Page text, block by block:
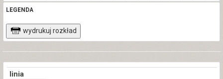
LEGENDA
wydrukuj rozkład
linia